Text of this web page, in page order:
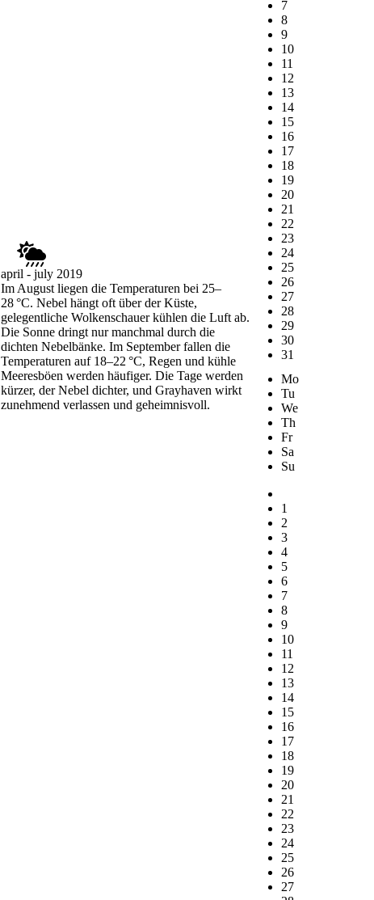
april - july 2019
Im August liegen die Temperaturen bei 25–
28 °C. Nebel hängt oft über der Küste,
gelegentliche Wolkenschauer kühlen die Luft ab.
Die Sonne dringt nur manchmal durch die
dichten Nebelbänke. Im September fallen die
Temperaturen auf 18–22 °C, Regen und kühle
Meeresböen werden häufiger. Die Tage werden
kürzer, der Nebel dichter, und Grayhaven wirkt
zunehmend verlassen und geheimnisvoll.
7
8
9
10
11
12
13
14
15
16
17
18
19
20
21
22
23
24
25
26
27
28
29
30
31
Mo
Tu
We
Th
Fr
Sa
Su
1
2
3
4
5
6
7
8
9
10
11
12
13
14
15
16
17
18
19
20
21
22
23
24
25
26
27